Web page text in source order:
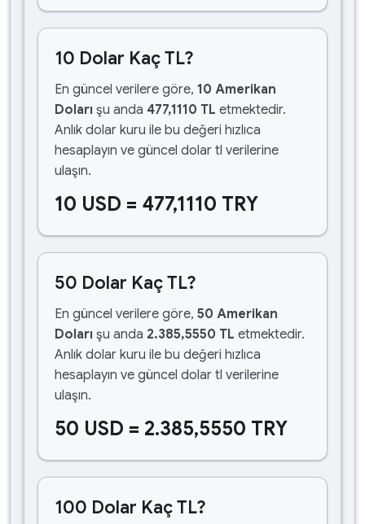
10 Dolar Kaç TL?
En güncel verilere göre, 10 Amerikan
Doları şu anda 477,1110 TL etmektedir.
Anlık dolar kuru ile bu değeri hızlıca
hesaplayın ve güncel dolar tl verilerine
ulaşın.
10 USD = 477,1110 TRY
50 Dolar Kaç TL?
En güncel verilere göre, 50 Amerikan
Doları şu anda 2.385,5550 TL etmektedir.
Anlık dolar kuru ile bu değeri hızlıca
hesaplayın ve güncel dolar tl verilerine
ulaşın.
50 USD = 2.385,5550 TRY
100 Dolar Kaç TL?